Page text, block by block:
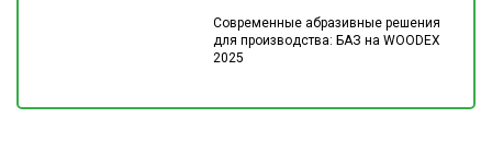
Современные абразивные решения
для производства: БАЗ на WOODEX
2025